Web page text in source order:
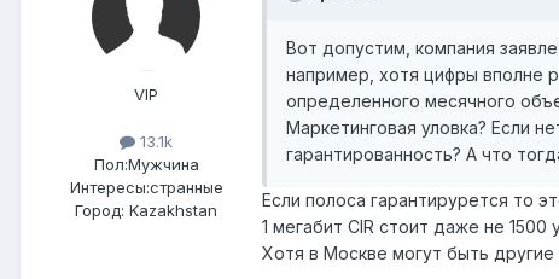
VIP
13.1k
Пол:Мужчина
Интересы:странные
Город: Kazakhstan
Вот допустим, компания
например, хотя цифры вполне
определенного месячного
Маркетинговая уловка? Если
гарантированность? А что
Если полоса гарантирурется то
1 мегабит CIR стоит даже не 1500
Хотя в Москве могут быть другие